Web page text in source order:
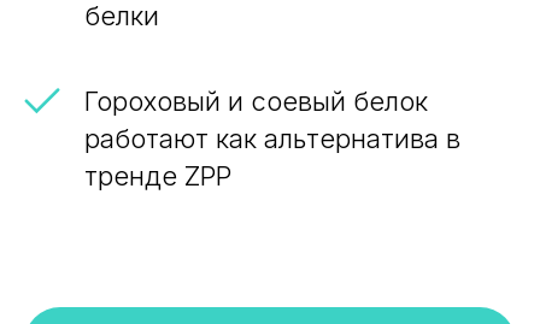
белки
Гороховый и соевый белок
работают как альтернатива в
тренде ZPP